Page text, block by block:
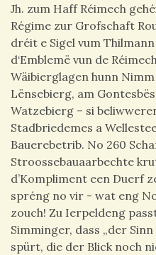
Jh. zum Haff Réimech
Régime zur Grofschaft
dréit e Sigel vum
d‘Emblemë vun de
Wäibierglagen hunn
Lënsebierg, am
Watzebierg – si
Stadbriedemes a
Bauerebetrib. No 260
Stroossebauaarbechte
d’Kompliment een Duerf
spréng no vir - wat eng
zouch! Zu Ierpeldeng
Simminger, dass „der
spürt, die der Blick noch